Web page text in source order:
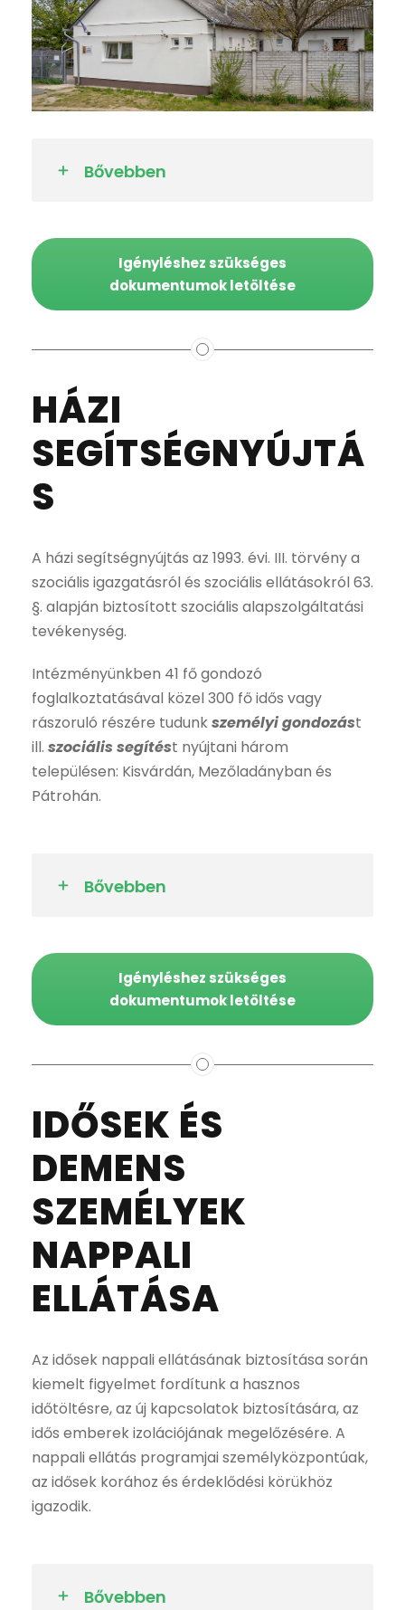
Bővebben
Igényléshez szükséges
dokumentumok letöltése
HÁZI
SEGÍTSÉGNYÚJTÁ
S
A házi segítségnyújtás az 1993. évi. III. törvény a
szociális igazgatásról és szociális ellátásokról 63.
§. alapján biztosított szociális alapszolgáltatási
tevékenység.
Intézményünkben 41 fő gondozó
foglalkoztatásával közel 300 fő idős vagy
rászoruló részére tudunkszemélyi gondozást
ill. szociális segítést nyújtani három
településen: Kisvárdán, Mezőladányban és
Pátrohán.
Bővebben
Igényléshez szükséges
dokumentumok letöltése
IDŐSEK ÉS
DEMENS
SZEMÉLYEK
NAPPALI
ELLÁTÁSA
Az idősek nappali ellátásának biztosítása során
kiemelt figyelmet fordítunk a hasznos
időtöltésre, az új kapcsolatok biztosítására, az
idős emberek izolációjának megelőzésére. A
nappali ellátás programjai személyközpontúak,
az idősek korához és érdeklődési körükhöz
igazodik.
Bővebben